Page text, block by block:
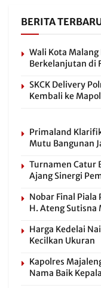
BERITA
Wali Kota
Berkelanjutan di
SKCK Delivery
Kembali ke
Primaland
Mutu Bangunan
Turnamen Catur
Ajang Sinergi
Nobar Final
H. Ateng Sutisna
Harga Kedelai
Kecilkan Ukuran
Kapolres
Nama Baik